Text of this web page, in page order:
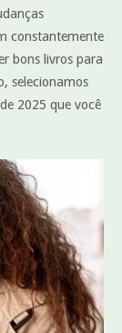
constantemente
bons livros para
selecionamos
2025 que você